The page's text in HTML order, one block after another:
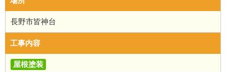
長野市皆神台
工事内容
屋根塗装